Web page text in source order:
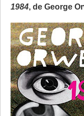
1984, de George